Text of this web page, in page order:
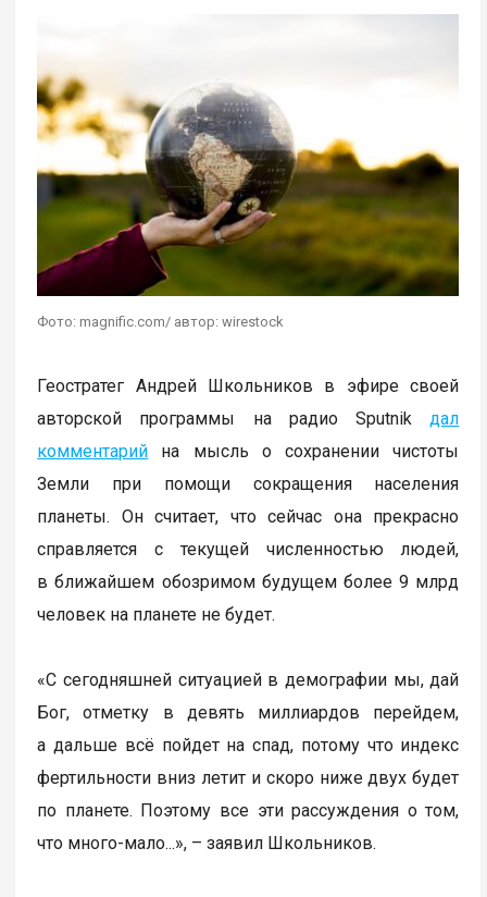
Фото: magnific.com/ автор: wirestock
Геостратег Андрей Школьников в эфире своей
авторской программы на радио Sputnikдал
комментарий на мысль о сохранении чистоты
Земли при помощи сокращения населения
планеты. Он считает, что сейчас она прекрасно
справляется с текущей численностью людей,
в ближайшем обозримом будущем более 9 млрд
человек на планете не будет.
«С сегодняшней ситуацией в демографии мы, дай
Бог, отметку в девять миллиардов перейдем,
а дальше всё пойдет на спад, потому что индекс
фертильности вниз летит и скоро ниже двух будет
по планете. Поэтому все эти рассуждения о том,
что много-мало...», – заявил Школьников.